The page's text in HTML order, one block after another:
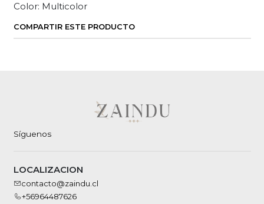
Color: Multicolor
COMPARTIR ESTE PRODUCTO
Síguenos
LOCALIZACION
contacto@zaindu.cl
+56964487626